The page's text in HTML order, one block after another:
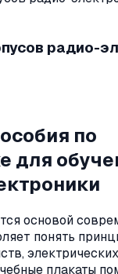
радио-
по
для
основой
понять
плакаты